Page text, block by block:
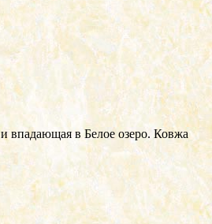
и впадающая в Белое озеро. Ковжа